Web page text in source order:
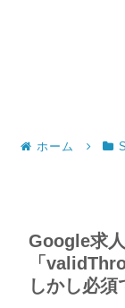
ホーム
Google求
「
しかし必須